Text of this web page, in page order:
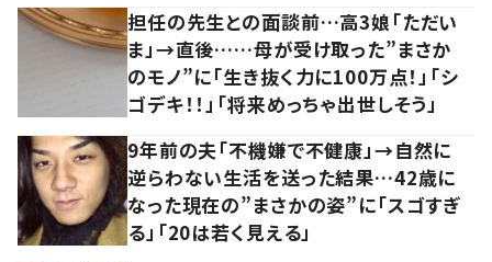
担任の先生との面談前…高3娘「ただい
ま」→直後……母が受け取った”まさか
のモノ”に「生き抜く力に100万点！」「シ
ゴデキ！！」「将来めっちゃ出世しそう」
9年前の夫「不機嫌で不健康」→自然に
逆らわない生活を送った結果…42歳に
なった現在の”まさかの姿”に「スゴすぎ
る」「20は若く見える」